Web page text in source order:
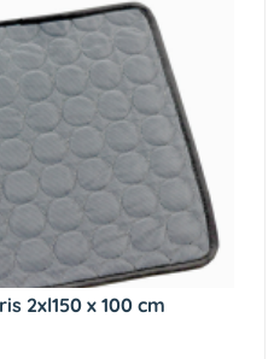
2xl150 x 100 cm